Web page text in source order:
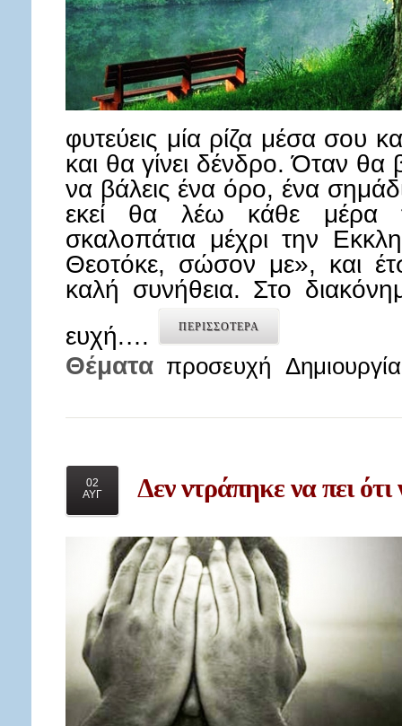
φυτεύεις μία ρίζα μέσα σου
και θα γίνει δένδρο. Όταν θα
να βάλεις ένα όρο, ένα
εκεί θα λέω κάθε μέρα
σκαλοπάτια μέχρι την
Θεοτόκε, σώσον με», και
καλή συνήθεια. Στο
ευχή.…
ΠΕΡΙΣΣΟΤΕΡΑ
Θέματα προσευχή Δημιουργία
02
ΑΥΓ
Δενντράπηκε να πει ότι